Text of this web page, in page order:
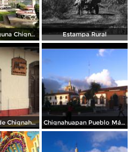
Palapas en Laguna Chignahuapan Estampa Rural
Por las Calles de Chignahuapan Chignahuapan Pueblo Mágico